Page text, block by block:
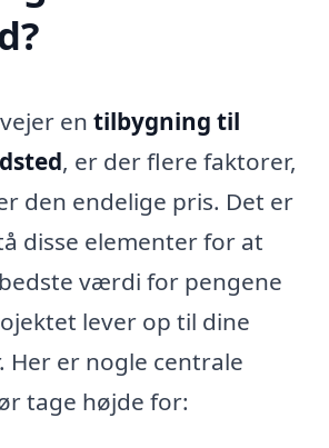
en tilbygning til
, er der flere faktorer,
den endelige pris. Det er
disse elementer for at
værdi for pengene
lever op til dine
er nogle centrale
tage højde for: